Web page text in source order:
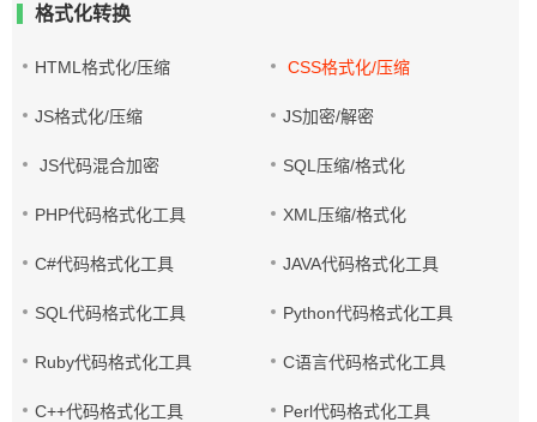
格式化转换
HTML格式化/压缩 CSS格式化/压缩
JS格式化/压缩 JS加密/解密
JS代码混合加密 SQL压缩/格式化
PHP代码格式化工具 XML压缩/格式化
C#代码格式化工具 JAVA代码格式化工具
SQL代码格式化工具 Python代码格式化工具
Ruby代码格式化工具 C语言代码格式化工具
C++代码格式化工具 Perl代码格式化工具